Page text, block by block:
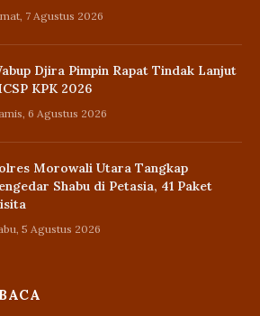
7 Agustus 2026
Djira Pimpin Rapat Tindak Lanjut
KPK 2026
6 Agustus 2026
Morowali Utara Tangkap
Shabu di Petasia, 41 Paket
5 Agustus 2026